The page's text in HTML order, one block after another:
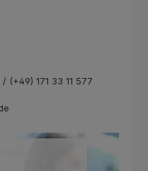
(+49) 171 33 11 577